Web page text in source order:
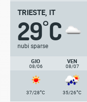
TRIESTE, IT
29°C
nubi sparse
GIO
08/06
VEN
08/07
37/28°C 35/26°C